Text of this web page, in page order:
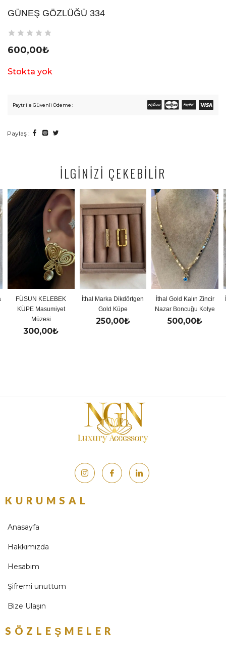
GÜNEŞ GÖZLÜĞÜ 334
600,00₺
Stokta yok
Paytr ile Güvenli Ödeme :
Paylaş :
İLGİNİZİ ÇEKEBİLİR
FÜSUN KELEBEK
KÜPE Masumiyet
Müzesi
300,00₺
İthal Marka Dikdörtgen
Gold Küpe
250,00₺
İthal Gold Kalın Zincir
Nazar Boncuğu Kolye
500,00₺
KURUMSAL
Anasayfa
Hakkımızda
Hesabım
Şifremi unuttum
Bize Ulaşın
SÖZLEŞMELER